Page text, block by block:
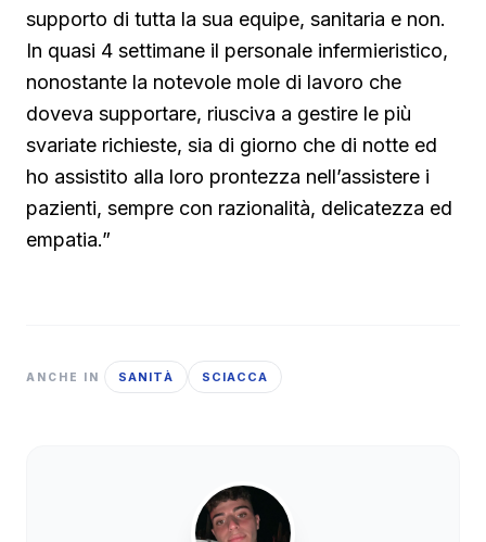
supporto di tutta la sua equipe, sanitaria e non.
In quasi 4 settimane il personale infermieristico,
nonostante la notevole mole di lavoro che
doveva supportare, riusciva a gestire le più
svariate richieste, sia di giorno che di notte ed
ho assistito alla loro prontezza nell’assistere i
pazienti, sempre con razionalità, delicatezza ed
empatia.”
ANCHE IN SANITÀ SCIACCA